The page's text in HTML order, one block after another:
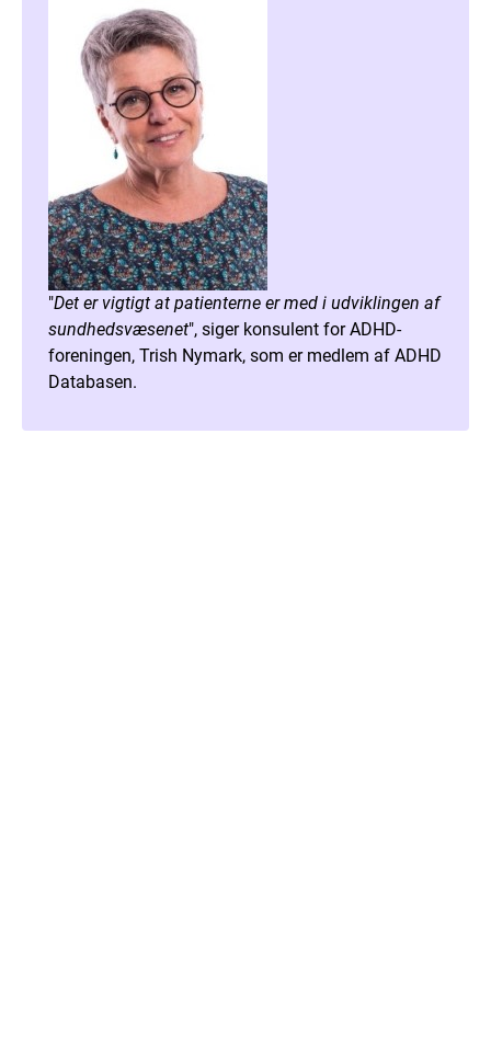
"Det er vigtigt at patienterne er med i udviklingen af
sundhedsvæsenet", siger konsulent for ADHD-
foreningen, Trish Nymark, som er medlem af ADHD
Databasen.